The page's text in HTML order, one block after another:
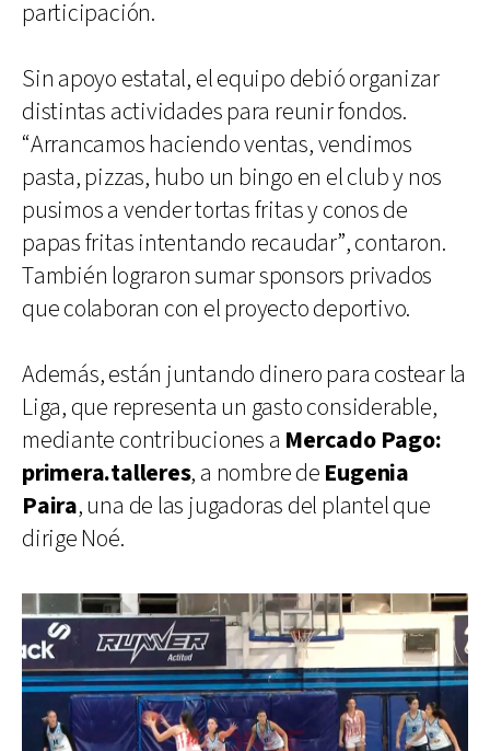
participación.
Sin apoyo estatal, el equipo debió organizar
distintas actividades para reunir fondos.
“Arrancamos haciendo ventas, vendimos
pasta, pizzas, hubo un bingo en el club y nos
pusimos a vender tortas fritas y conos de
papas fritas intentando recaudar”, contaron.
También lograron sumar sponsors privados
que colaboran con el proyecto deportivo.
Además, están juntando dinero para costear la
Liga, que representa un gasto considerable,
mediante contribuciones a Mercado Pago:
primera.talleres, a nombre de Eugenia
Paira, una de las jugadoras del plantel que
dirige Noé.